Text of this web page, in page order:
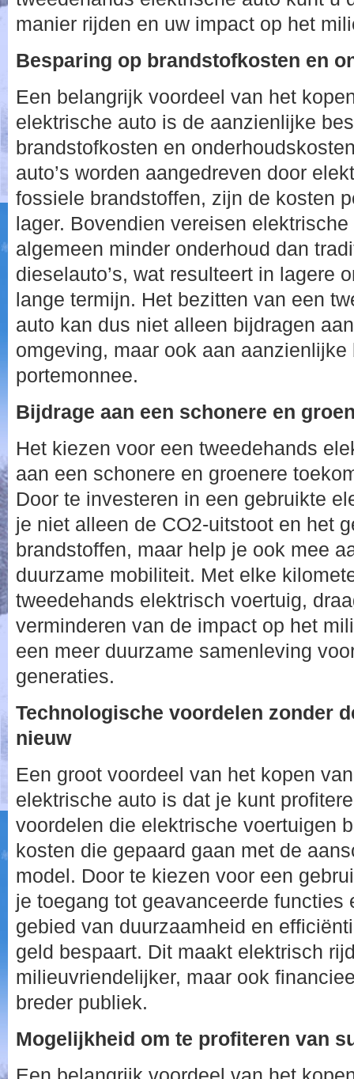
manier rijden en uw impact op het
Besparing op brandstofkosten en
Een belangrijk voordeel van het
elektrische auto is de aanzienlijke
brandstofkosten en
auto’s worden aangedreven door
fossiele brandstoffen, zijn de kosten
lager. Bovendien vereisen
algemeen minder onderhoud dan
dieselauto’s, wat resulteert in lagere
lange termijn. Het bezitten van een
auto kan dus niet alleen bijdragen
omgeving, maar ook aan
portemonnee.
Bijdrage aan een schonere en
Het kiezen voor een tweedehands
aan een schonere en groenere
Door te investeren in een gebruikte
je niet alleen de CO2-uitstoot en het
brandstoffen, maar help je ook mee
duurzame mobiliteit. Met elke
tweedehands elektrisch voertuig,
verminderen van de impact op het
een meer duurzame samenleving
generaties.
Technologische voordelen zonder
nieuw
Een groot voordeel van het kopen
elektrische auto is dat je kunt
voordelen die elektrische voertuigen
kosten die gepaard gaan met de
model. Door te kiezen voor een
je toegang tot geavanceerde functies
gebied van duurzaamheid en
geld bespaart. Dit maakt elektrisch
milieuvriendelijker, maar ook
breder publiek.
Mogelijkheid om te profiteren van